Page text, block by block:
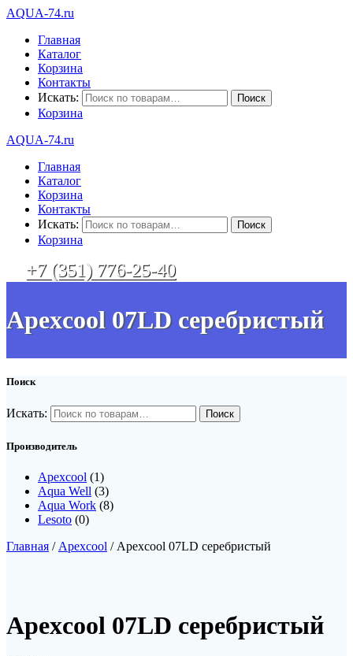
AQUA-74.ru
Главная
Каталог
Корзина
Контакты
Искать:
Корзина
AQUA-74.ru
Главная
Каталог
Корзина
Контакты
Искать:
Корзина
+7 (351) 776-25-40
Apexcool 07LD серебристый
Поиск
Искать:
Производитель
Apexcool (1)
Aqua Well (3)
Aqua Work (8)
Lesoto (0)
Главная / Apexcool / Apexcool 07LD серебристый
Apexcool 07LD серебристый